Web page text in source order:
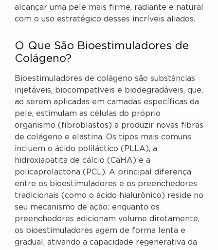
alcançar uma pele mais firme, radiante e natural
com o uso estratégico desses incríveis aliados.
O Que São Bioestimuladores de
Colágeno?
Bioestimuladores de colágeno são substâncias
injetáveis, biocompatíveis e biodegradáveis, que,
ao serem aplicadas em camadas específicas da
pele, estimulam as células do próprio
organismo (fibroblastos) a produzir novas fibras
de colágeno e elastina. Os tipos mais comuns
incluem o ácido poliláctico (PLLA), a
hidroxiapatita de cálcio (CaHA) e a
policaprolactona (PCL). A principal diferença
entre os bioestimuladores e os preenchedores
tradicionais (como o ácido hialurônico) reside no
seu mecanismo de ação: enquanto os
preenchedores adicionam volume diretamente,
os bioestimuladores agem de forma lenta e
gradual, ativando a capacidade regenerativa da